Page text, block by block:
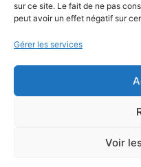
sur ce site. Le fait de ne pas
peut avoir un effet négatif sur
Gérer les services
Voir